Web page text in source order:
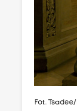
Fot. Tsadee/